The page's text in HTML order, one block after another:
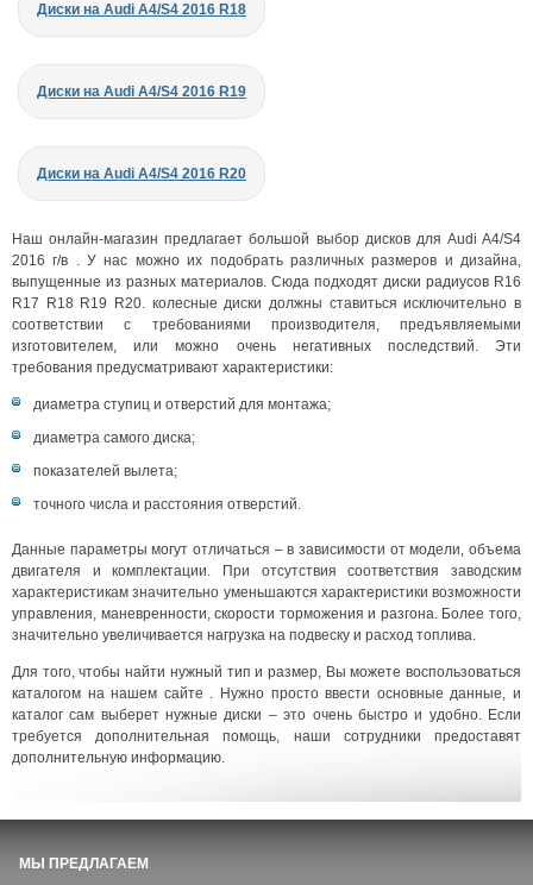
Диски на Audi A4/S4 2016 R18
Диски на Audi A4/S4 2016 R19
Диски на Audi A4/S4 2016 R20
Наш онлайн-магазин предлагает большой выбор дисков для Audi A4/S4
2016 г/в . У нас можно их подобрать различных размеров и дизайна,
выпущенные из разных материалов. Сюда подходят диски радиусов R16
R17 R18 R19 R20. колесные диски должны ставиться исключительно в
соответствии с требованиями производителя, предъявляемыми
изготовителем, или можно очень негативных последствий. Эти
требования предусматривают характеристики:
диаметра ступиц и отверстий для монтажа;
диаметра самого диска;
показателей вылета;
точного числа и расстояния отверстий.
Данные параметры могут отличаться – в зависимости от модели, объема
двигателя и комплектации. При отсутствия соответствия заводским
характеристикам значительно уменьшаются характеристики возможности
управления, маневренности, скорости торможения и разгона. Более того,
значительно увеличивается нагрузка на подвеску и расход топлива.
Для того, чтобы найти нужный тип и размер, Вы можете воспользоваться
каталогом на нашем сайте . Нужно просто ввести основные данные, и
каталог сам выберет нужные диски – это очень быстро и удобно. Если
требуется дополнительная помощь, наши сотрудники предоставят
дополнительную информацию.
МЫ ПРЕДЛАГАЕМ